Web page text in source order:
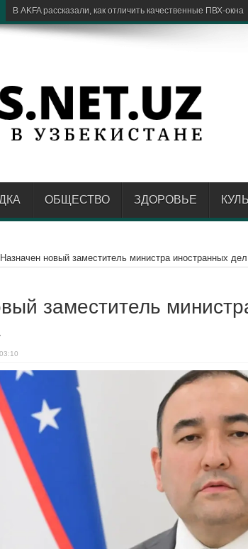
В
ОБЩЕСТВО ЗДОРОВЬЕ
Назначен новый заместитель министра иностранных дел
заместитель